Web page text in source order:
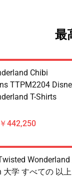
最
Chibi
TTPM2204
T-Shirts
442,250
Wonderland
大学 すべての 以上